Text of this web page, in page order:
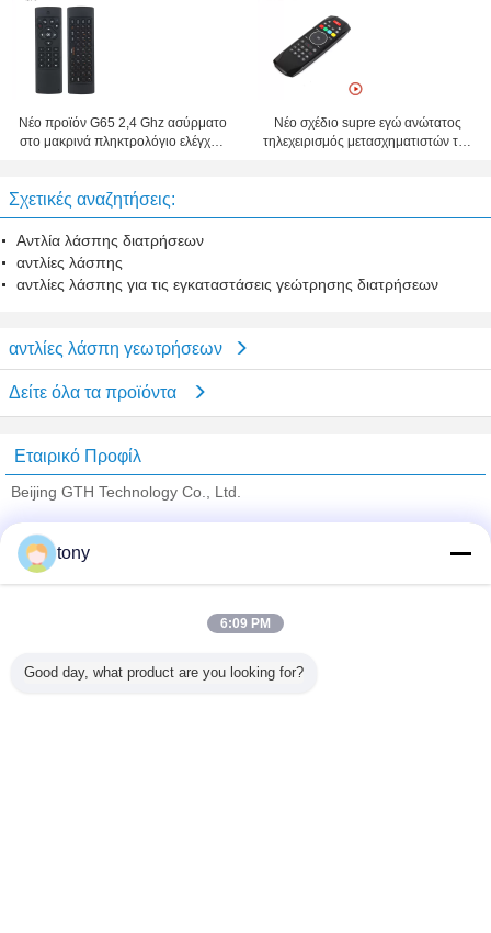
πληκτρολόγιο ποντικιών 2,4 Ghz
Νέο προϊόν G65 2,4 Ghz ασύρματο
στο μακρινά πληκτρολόγιο ελέγχου
Νέο σχέδιο supre εγώ ανώτατος
τηλεχειρισμός μετασχηματιστών της
Σχετικές αναζητήσεις:
Αντλία λάσπης διατρήσεων
αντλίες λάσπης
αντλίες λάσπης για τις εγκαταστάσεις γεώτρησης διατρήσεων
αντλίες λάσπη γεωτρήσεων
Δείτε όλα τα προϊόντα
Εταιρικό Προφίλ
Beijing GTH Technology Co., Ltd.
Trust Seal
Όλα τα Προϊόντα
tony
6:09 PM
Good day, what product are you looking for?